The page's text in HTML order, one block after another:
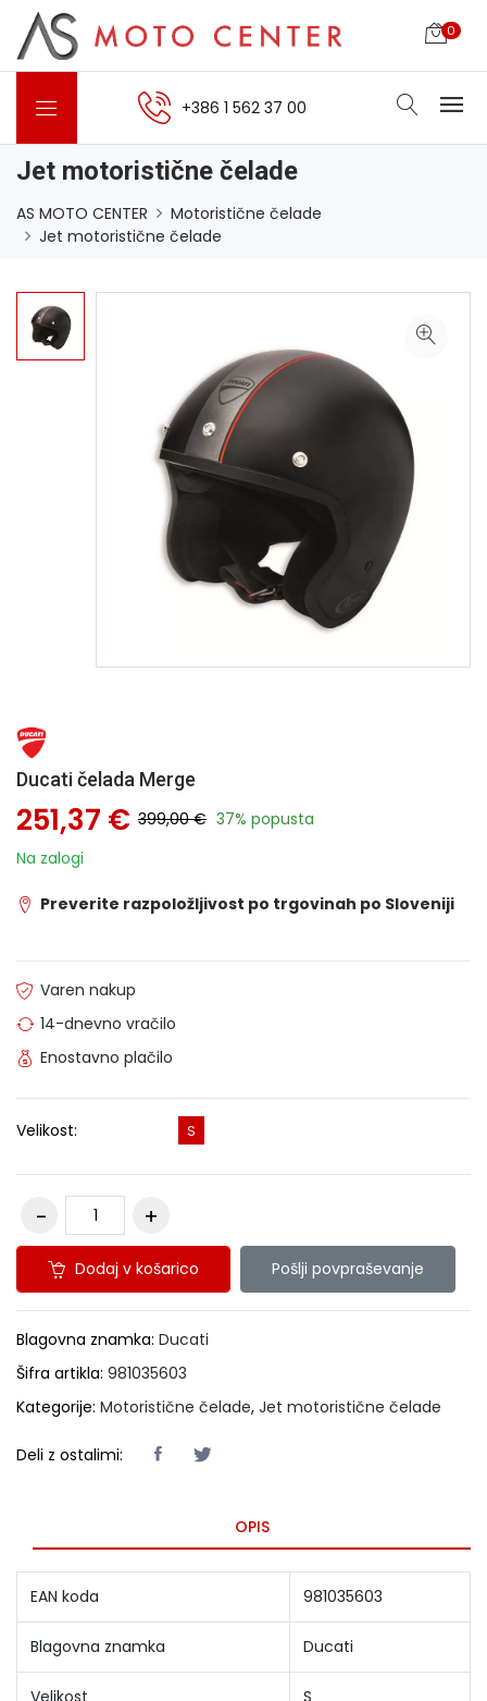
0
+386 1 562 37 00
Jet motoristične čelade
AS MOTO CENTER
Motoristične čelade
Jet motoristične čelade
Ducati čelada Merge
251,37 € 399,00 € 37% popusta
Na zalogi
Preverite razpoložljivost po trgovinah po Sloveniji
Varen nakup
14-dnevno vračilo
Enostavno plačilo
Velikost: S
Dodaj v košarico Pošlji povpraševanje
Blagovna znamka: Ducati
Šifra artikla: 981035603
Kategorije: Motoristične čelade, Jet motoristične čelade
Deli z ostalimi:
OPIS
EAN koda 981035603
Blagovna znamka Ducati
Velikost S